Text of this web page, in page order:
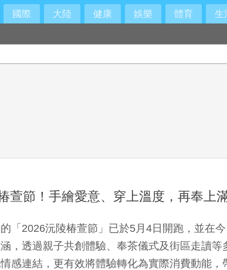
國際 大陸 健康 娛樂 體育 生
節！手繪愛意、穿上溫度，再奉上
「2026沅陵椿萱節」已於5月4日開跑，並在
，透過親子共創體驗、奉茶儀式及街區走讀
連結，更有效將體驗轉化為實際消費動能，